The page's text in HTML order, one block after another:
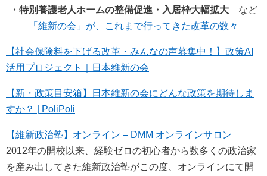
・特別養護老人ホームの整備促進・入居枠大幅拡大 など
「維新の会」が、これまで行ってきた改革の数々
【社会保険料を下げる改革・みんなの声募集中！】政策AI
活用プロジェクト｜日本維新の会
【新・政策目安箱】日本維新の会にどんな政策を期待しま
すか？ | PoliPoli
【維新政治塾】オンライン – DMM オンラインサロン
2012年の開校以来、経験ゼロの初心者から数多くの政治家
を産み出してきた維新政治塾がこの度、オンラインにて開